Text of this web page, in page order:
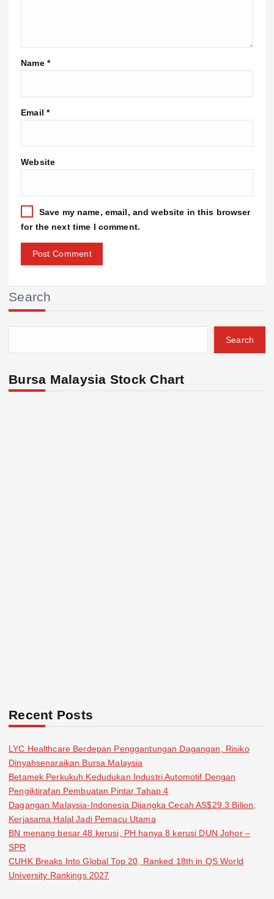
Name *
Email *
Website
Save my name, email, and website in this browser
for the next time I comment.
Search
Search
Bursa Malaysia Stock Chart
Recent Posts
LYC Healthcare Berdepan Penggantungan Dagangan, Risiko
Dinyahsenaraikan Bursa Malaysia
Betamek Perkukuh Kedudukan Industri Automotif Dengan
Pengiktirafan Pembuatan Pintar Tahap 4
Dagangan Malaysia-Indonesia Dijangka Cecah AS$29.3 Bilion,
Kerjasama Halal Jadi Pemacu Utama
BN menang besar 48 kerusi, PH hanya 8 kerusi DUN Johor –
SPR
CUHK Breaks Into Global Top 20, Ranked 18th in QS World
University Rankings 2027